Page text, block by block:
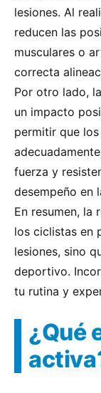
lesiones. Al
reducen las
musculares o
correcta
Por otro lado,
un impacto
permitir que
fuerza y
desempeño en
En resumen, la
los ciclistas en
lesiones, sino
deportivo.
tu rutina y
¿Qué